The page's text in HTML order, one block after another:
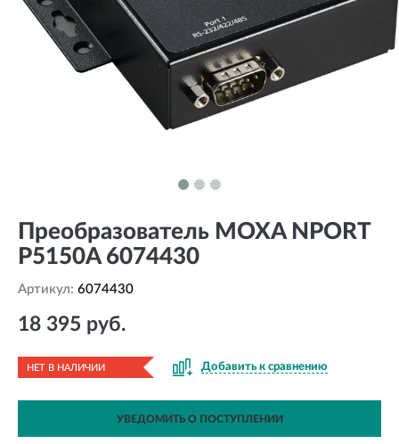
Преобразователь MOXA NPORT
P5150A 6074430
Артикул: 6074430
18 395 руб.
НЕТ В НАЛИЧИИ Добавить к сравнению
УВЕДОМИТЬ О ПОСТУПЛЕНИИ